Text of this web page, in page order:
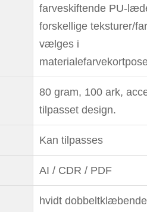
farveskiftende PU-
forskellige teksturer/
vælges i
80 gram, 100 ark,
tilpasset design.
Kan tilpasses
AI / CDR / PDF
hvidt dobbeltklæbende